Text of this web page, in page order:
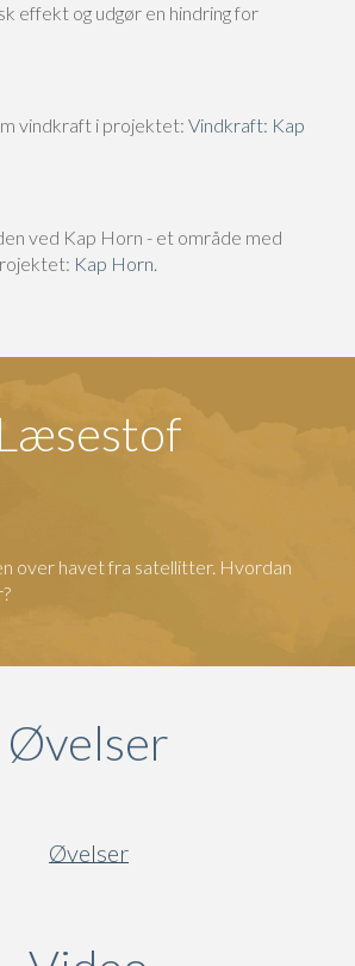
effekt og udgør en hindring for
vindkraft i projektet: Vindkraft: Kap
ved Kap Horn - et område med
Kap Horn.
Læsestof
over havet fra satellitter. Hvordan
Øvelser
Øvelser